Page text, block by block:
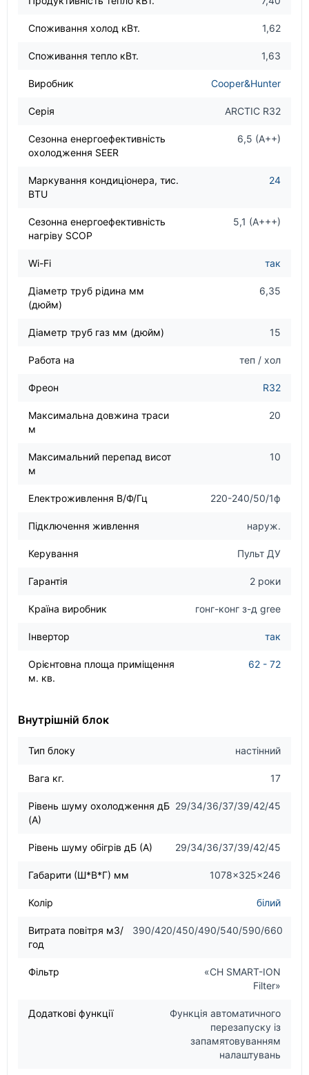
Споживання холод кВт. 1,62
Споживання тепло кВт. 1,63
Виробник Cooper&Hunter
Серія ARCTIC R32
Сезонна енергоефективність
охолодження SEER
6,5 (A++)
Маркування кондиціонера, тис.
BTU
24
Сезонна енергоефективність
нагріву SCOP
5,1 (A+++)
Wi-Fi так
Діаметр труб рідина мм
(дюйм)
6,35
Діаметр труб газ мм (дюйм) 15
Работа на теп / хол
Фреон R32
Максимальна довжина траси
м
20
Максимальний перепад висот
м
10
Електроживлення В/Ф/Гц 220-240/50/1ф
Підключення живлення наруж.
Керування Пульт ДУ
Гарантія 2 роки
Країна виробник гонг-конг з-д gree
Інвертор так
Орієнтовна площа приміщення
м. кв.
62 - 72
Внутрішній блок
Тип блоку настінний
Вага кг. 17
Рівень шуму охолодження дБ
(А)
29/34/36/37/39/42/45
Рівень шуму обігрів дБ (А) 29/34/36/37/39/42/45
Габарити (Ш*В*Г) мм 1078×325×246
Колір білий
Витрата повітря м3/
год
390/420/450/490/540/590/660
Фільтр
«CH SMART-ION
Filter»
Додаткові функції
Функція автоматичного
перезапуску із
запамятовуванням
налаштувань